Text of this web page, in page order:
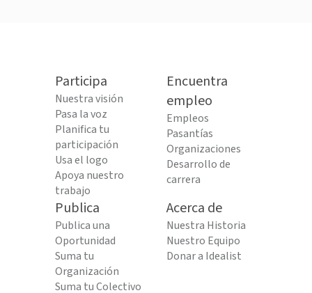
Participa
Nuestra visión
Pasa la voz
Planifica tu
participación
Usa el logo
Apoya nuestro
trabajo
Encuentra
empleo
Empleos
Pasantías
Organizaciones
Desarrollo de
carrera
Publica
Publica una
Oportunidad
Suma tu
Organización
Suma tu Colectivo
Acerca de
Nuestra Historia
Nuestro Equipo
Donar a Idealist